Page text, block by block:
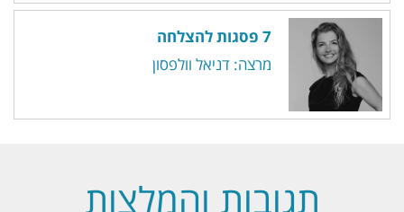
7 פסגות להצלחה
מרצה: דניאל וולפסון
תגובות והמלצות